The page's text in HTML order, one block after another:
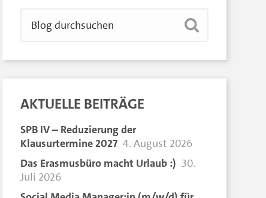
AKTUELLE BEITRÄGE
SPB IV – Reduzierung der
Klausurtermine 2027 4. August 2026
Das Erasmusbüro macht Urlaub :) 30.
Juli 2026